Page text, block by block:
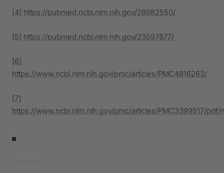
[4] https://pubmed.ncbi.nlm.nih.gov/28982550/
[5] https://pubmed.ncbi.nlm.nih.gov/23597877/
[6]
https://www.ncbi.nlm.nih.gov/pmc/articles/PMC4816263/
[7]
https://www.ncbi.nlm.nih.gov/pmc/articles/PMC3399517/